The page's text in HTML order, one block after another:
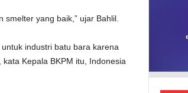
yang baik,” ujar Bahlil.
industri batu bara karena
Kepala BKPM itu, Indonesia